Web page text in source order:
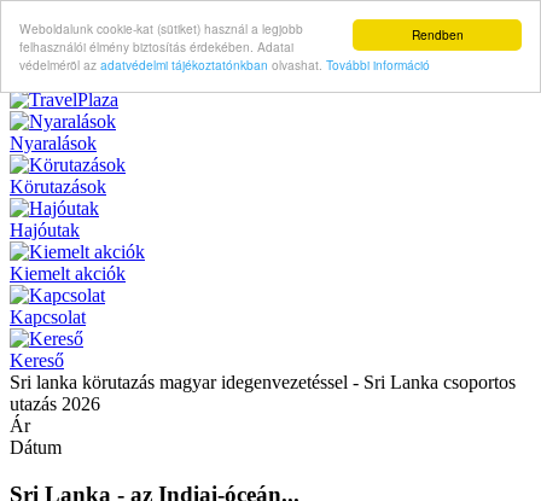
Rendben
Weboldalunk cookie-kat (sütiket) használ a legjobb
felhasználói élmény biztosítás érdekében. Adatai
védelméröl az adatvédelmi tájékoztatónkban olvashat. További információ
Nyaralások
Körutazások
Hajóutak
Kiemelt akciók
Kapcsolat
Kereső
Sri lanka körutazás magyar idegenvezetéssel - Sri Lanka csoportos
utazás 2026
Ár
Dátum
Sri Lanka - az Indiai-óceán...